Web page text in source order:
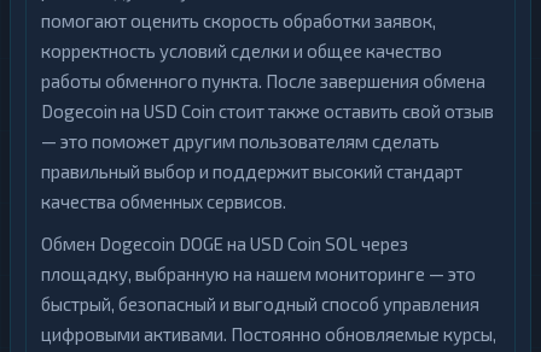
помогают оценить скорость обработки заявок,
корректность условий сделки и общее качество
работы обменного пункта. После завершения обмена
Dogecoin на USD Coin стоит также оставить свой отзыв
— это поможет другим пользователям сделать
правильный выбор и поддержит высокий стандарт
качества обменных сервисов.
Обмен Dogecoin DOGE на USD Coin SOL через
площадку, выбранную на нашем мониторинге — это
быстрый, безопасный и выгодный способ управления
цифровыми активами. Постоянно обновляемые курсы,